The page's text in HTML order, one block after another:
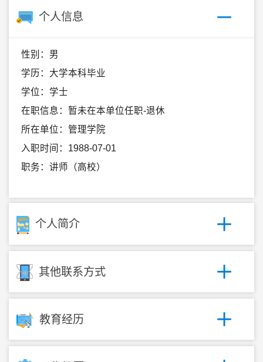
个人信息
性别：男
学历：大学本科毕业
学位：学士
在职信息：暂未在本单位任职-退休
所在单位：管理学院
入职时间：1988-07-01
职务：讲师（高校）
个人简介
其他联系方式
教育经历